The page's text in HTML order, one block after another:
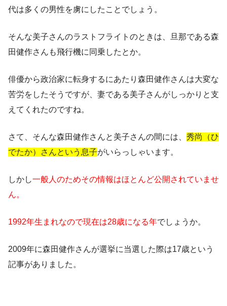
代は多くの男性を虜にしたことでしょう。
そんな美子さんのラストフライトのときは、旦那である森
田健作さんも飛行機に同乗したとか。
俳優から政治家に転身するにあたり森田健作さんは大変な
苦労をしたそうですが、妻である美子さんがしっかりと支
えてくれたのですね。
さて、そんな森田健作さんと美子さんの間には、 秀尚（ひ
でたか）さんという息子がいらっしゃいます。
しかし一般人のためその情報はほとんど公開されていませ
ん。
1992年生まれなので現在は28歳になる年でしょうか。
2009年に森田健作さんが選挙に当選した際は17歳という
記事がありました。